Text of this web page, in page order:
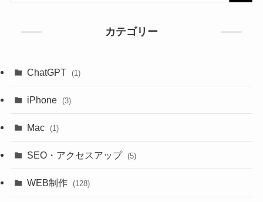
カテゴリー
ChatGPT (1)
iPhone (3)
Mac (1)
SEO・アクセスアップ (5)
WEB制作 (128)